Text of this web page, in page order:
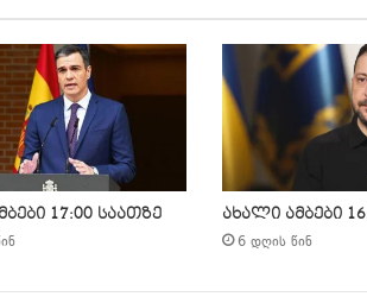
17:00 საათზე ახალი ამბები
6 დღის წინ